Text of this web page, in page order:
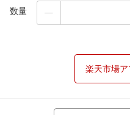
数量
楽天市場